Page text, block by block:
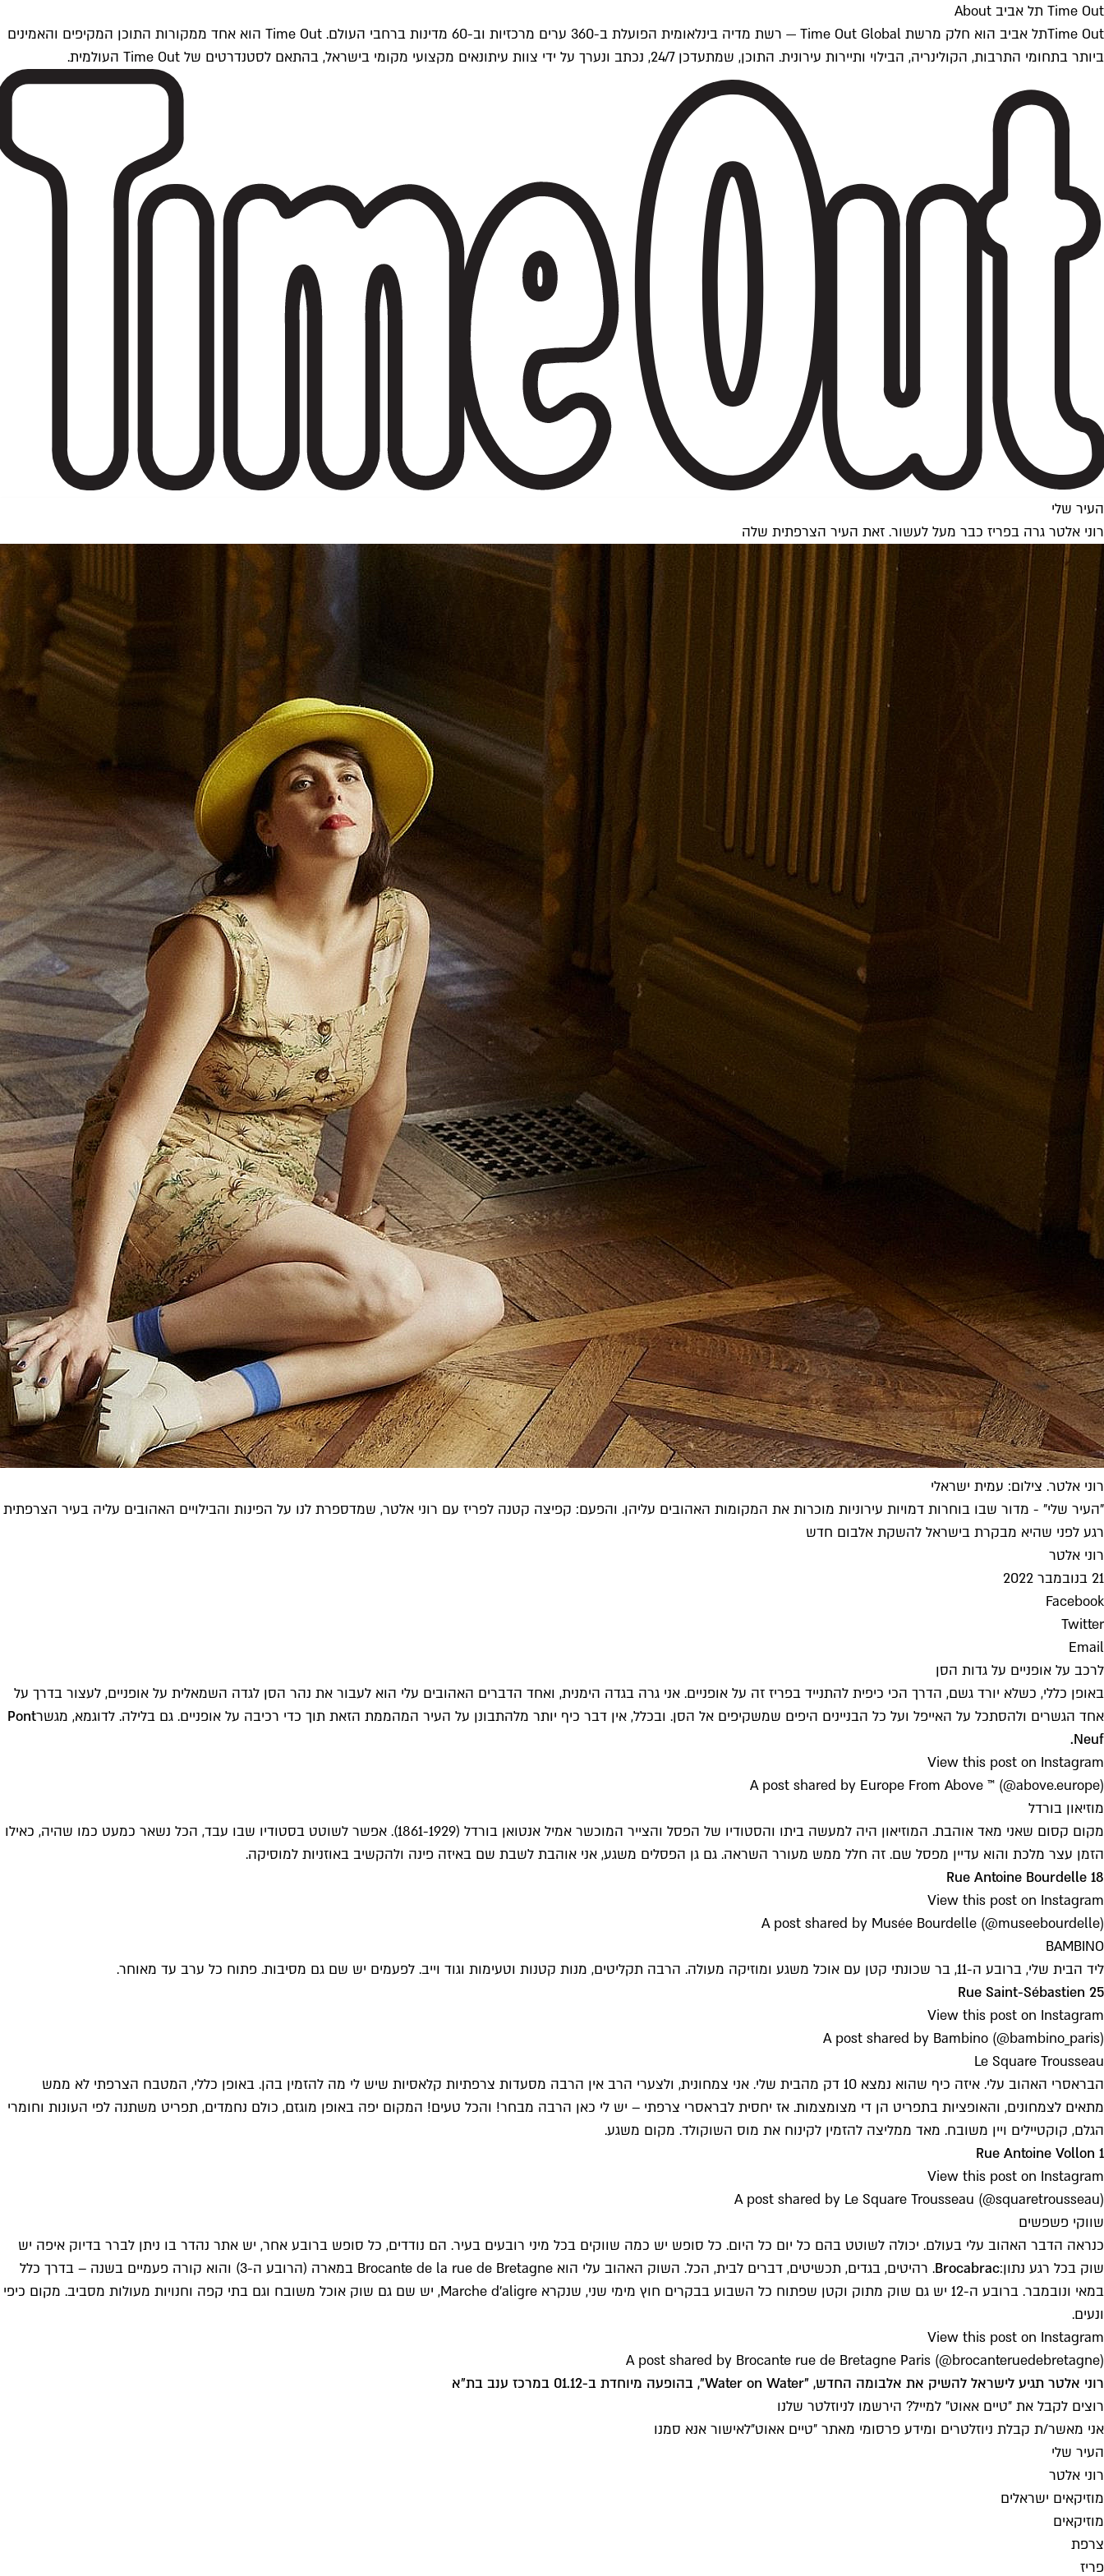
Time Out תל אביב About
Time Outתל אביב הוא חלק מרשת Time Out Global — רשת מדיה בינלאומית הפועלת ב-360 ערים מרכזיות וב-60 מדינות ברחבי העולם. Time Out הוא אחד ממקורות התוכן המקיפים והאמינים
ביותר בתחומי התרבות, הקולינריה, הבילוי ותיירות עירונית. התוכן, שמתעדכן 24/7, נכתב ונערך על ידי צוות עיתונאים מקצועי מקומי בישראל, בהתאם לסטנדרטים של Time Out העולמית.
העיר שלי
רוני אלטר גרה בפריז כבר מעל לעשור. זאת העיר הצרפתית שלה
רוני אלטר. צילום: עמית ישראלי
"העיר שלי" - מדור שבו בוחרות דמויות עירוניות מוכרות את המקומות האהובים עליהן. והפעם: קפיצה קטנה לפריז עם רוני אלטר, שמדספרת לנו על הפינות והבילויים האהובים עליה בעיר הצרפתית
רגע לפני שהיא מבקרת בישראל להשקת אלבום חדש
רוני אלטר
21 בנובמבר 2022
Facebook
Twitter
Email
לרכב על אופניים על גדות הסן
באופן כללי, כשלא יורד גשם, הדרך הכי כיפית להתנייד בפריז זה על אופניים. אני גרה בגדה הימנית, ואחד הדברים האהובים עלי הוא לעבור את נהר הסן לגדה השמאלית על אופניים, לעצור בדרך על
אחד הגשרים ולהסתכל על האייפל ועל כל הבניינים היפים שמשקיפים אל הסן. ובכלל, אין דבר כיף יותר מלהתבונן על העיר המהממת הזאת תוך כדי רכיבה על אופניים. גם בלילה. לדוגמא, מגשרPont
Neuf.
View this post on Instagram
A post shared by Europe From Above ™ (@above.europe)
מוזיאון בורדל
מקום קסום שאני מאד אוהבת. המוזיאון היה למעשה ביתו והסטודיו של הפסל והצייר המוכשר אמיל אנטואן בורדל (1861-1929). אפשר לשוטט בסטודיו שבו עבד, הכל נשאר כמעט כמו שהיה, כאילו
הזמן עצר מלכת והוא עדיין מפסל שם. זה חלל ממש מעורר השראה. גם גן הפסלים משגע, אני אוהבת לשבת שם באיזה פינה ולהקשיב באוזניות למוסיקה.
18 Rue Antoine Bourdelle
View this post on Instagram
A post shared by Musée Bourdelle (@museebourdelle)
BAMBINO
ליד הבית שלי, ברובע ה-11, בר שכונתי קטן עם אוכל משגע ומוזיקה מעולה. הרבה תקליטים, מנות קטנות וטעימות וגוד וייב. לפעמים יש שם גם מסיבות. פתוח כל ערב עד מאוחר.
25 Rue Saint-Sébastien
View this post on Instagram
A post shared by Bambino (@bambino_paris)
Le Square Trousseau
הבראסרי האהוב עלי. איזה כיף שהוא נמצא 10 דק מהבית שלי. אני צמחונית, ולצערי הרב אין הרבה מסעדות צרפתיות קלאסיות שיש לי מה להזמין בהן. באופן כללי, המטבח הצרפתי לא ממש
מתאים לצמחונים, והאופציות בתפריט הן די מצומצמות. אז יחסית לבראסרי צרפתי – יש לי כאן הרבה מבחר! והכל טעים! המקום יפה באופן מוגזם, כולם נחמדים, תפריט משתנה לפי העונות וחומרי
הגלם, קוקטיילים ויין משובח. מאד ממליצה להזמין לקינוח את מוס השוקולד. מקום משגע.
1 Rue Antoine Vollon
View this post on Instagram
A post shared by Le Square Trousseau (@squaretrousseau)
שווקי פשפשים
כנראה הדבר האהוב עלי בעולם. יכולה לשוטט בהם כל יום כל היום. כל סופש יש כמה שווקים בכל מיני רובעים בעיר. הם נודדים, כל סופש ברובע אחר, יש אתר נהדר בו ניתן לברר בדיוק איפה יש
שוק בכל רגע נתון:Brocabrac
. רהיטים, בגדים, תכשיטים, דברים לבית, הכל. השוק האהוב עלי הוא Brocante de la rue de Bretagne במארה (הרובע ה-3) והוא קורה פעמיים בשנה – בדרך כלל
במאי ונובמבר. ברובע ה-12 יש גם שוק מתוק וקטן שפתוח כל השבוע בבקרים חוץ מימי שני, שנקרא Marche d'aligre, יש שם גם שוק אוכל משובח וגם בתי קפה וחנויות מעולות מסביב. מקום כיפי
ונעים.
View this post on Instagram
A post shared by Brocante rue de Bretagne Paris (@brocanteruedebretagne)
רוני אלטר תגיע לישראל להשיק את אלבומה החדש, "Water on Water", בהופעה מיוחדת ב-01.12 במרכז ענב בת"א
רוצים לקבל את ״טיים אאוט״ למייל? הירשמו לניוזלטר שלנו
אני מאשר/ת קבלת ניוזלטרים ומידע פרסומי מאתר ״טיים אאוט״לאישור אנא סמנו
העיר שלי
רוני אלטר
מוזיקאים ישראלים
מוזיקאים
צרפת
פריז